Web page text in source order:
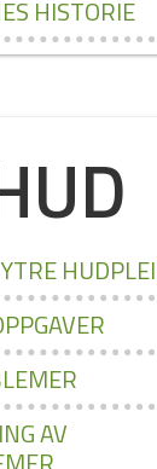
HISTORIE
AV